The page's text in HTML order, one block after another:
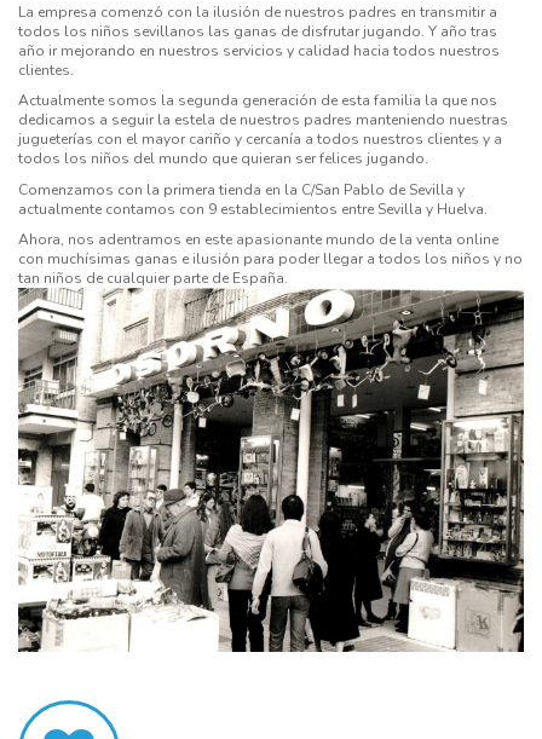
La empresa comenzó con la ilusión de nuestros padres en transmitir a
todos los niños sevillanos las ganas de disfrutar jugando. Y año tras
año ir mejorando en nuestros servicios y calidad hacia todos nuestros
clientes.
Actualmente somos la segunda generación de esta familia la que nos
dedicamos a seguir la estela de nuestros padres manteniendo nuestras
jugueterías con el mayor cariño y cercanía a todos nuestros clientes y a
todos los niños del mundo que quieran ser felices jugando.
Comenzamos con la primera tienda en la C/San Pablo de Sevilla y
actualmente contamos con 9 establecimientos entre Sevilla y Huelva.
Ahora, nos adentramos en este apasionante mundo de la venta online
con muchísimas ganas e ilusión para poder llegar a todos los niños y no
tan niños de cualquier parte de España.